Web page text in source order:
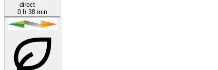
direct
0 h 38 min